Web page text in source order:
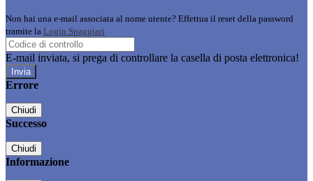
Non hai una e-mail associata al nome utente? Effettua il reset della password
tramite la Login Spaggiari
E-mail inviata, si prega di controllare la casella di posta elettronica!
Errore
Chiudi
Successo
Chiudi
Informazione